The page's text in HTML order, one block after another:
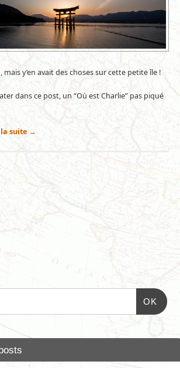
y’en avait des choses sur cette petite île !
dans ce post, un “Où est Charlie” pas piqué
suite →
OK